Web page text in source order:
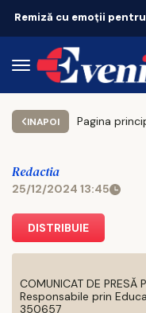
INAPOI Pagina
Redactia
25/12/2024 13:45
DISTRIBUIE
COMUNICAT DE
Responsabile prin
350657